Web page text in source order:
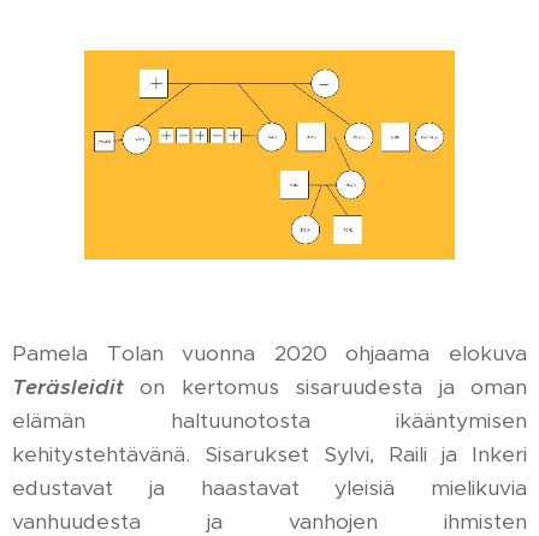
Pamela Tolan vuonna 2020 ohjaama elokuva
Teräsleiditon kertomus sisaruudesta ja oman
elämän haltuunotosta ikääntymisen
kehitystehtävänä. Sisarukset Sylvi, Raili ja Inkeri
edustavat ja haastavat yleisiä mielikuvia
vanhuudesta ja vanhojen ihmisten